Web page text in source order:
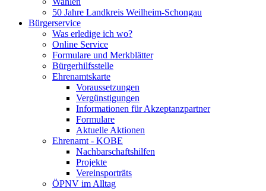
50 Jahre Landkreis Weilheim-Schongau
Bürgerservice
Was erledige ich wo?
Online Service
Formulare und Merkblätter
Bürgerhilfsstelle
Ehrenamtskarte
Voraussetzungen
Vergünstigungen
Informationen für Akzeptanzpartner
Formulare
Aktuelle Aktionen
Ehrenamt - KOBE
Nachbarschaftshilfen
Projekte
Vereinsporträts
ÖPNV im Alltag